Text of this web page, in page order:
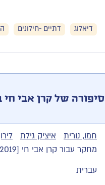
דיאלוג דתיים -חילונים
סיפורה של קרן אבי חי
חמו, נורית איציק גילת
מחקר עבור קרן אבי חי [2019]
עברית